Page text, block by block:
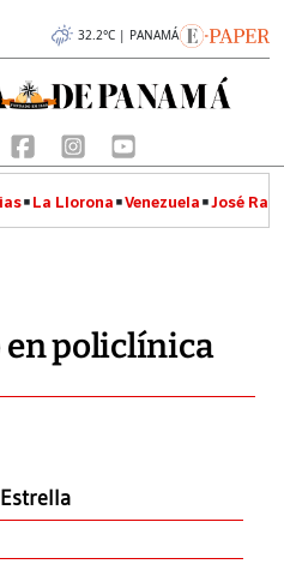
32.2°C | PANAMÁ
La Llorona Venezuela José
policlínica